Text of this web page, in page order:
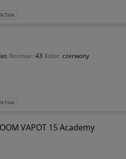
Rozmiar: 43 Kolor: czerwony
VAPOT 15 Academy